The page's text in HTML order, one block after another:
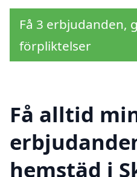
Få 3 erbjudanden,
förpliktelser
Få alltid
hemstäd i